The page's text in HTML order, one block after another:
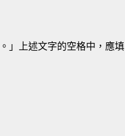
」上述文字的空格中，應填